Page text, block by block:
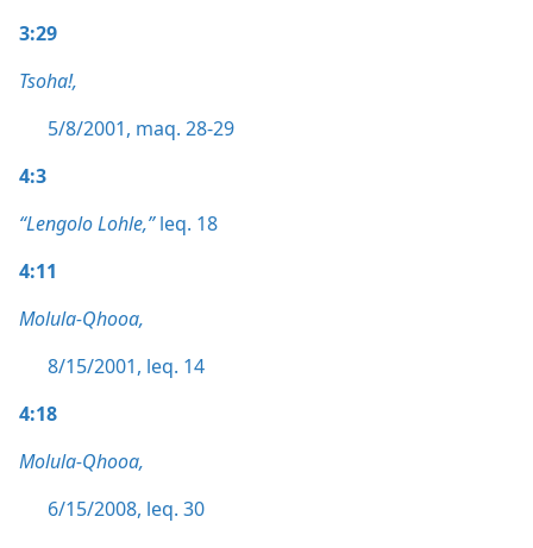
3:29
Tsoha!,
5/8/2001, maq. 28-29
4:3
“Lengolo Lohle,”leq. 18
4:11
Molula-Qhooa,
8/15/2001, leq. 14
4:18
Molula-Qhooa,
6/15/2008, leq. 30